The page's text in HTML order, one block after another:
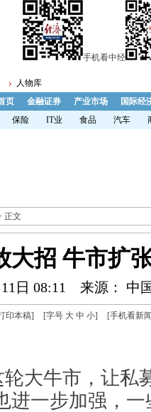
手机看中经
人物库
页
金融证券 产业市场
国际经
保险 IT业 食品 汽车
正文
大招 牛市扩
日 08:11 来源： 中
印本稿] [字号 大 中 小] [手机看新
牛市，让私
进一步加强，